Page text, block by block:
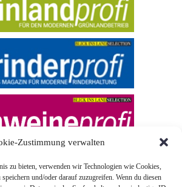
Zustimmung verwalten
zu bieten, verwenden wir Technologien wie Cookies,
und/oder darauf zuzugreifen. Wenn du diesen